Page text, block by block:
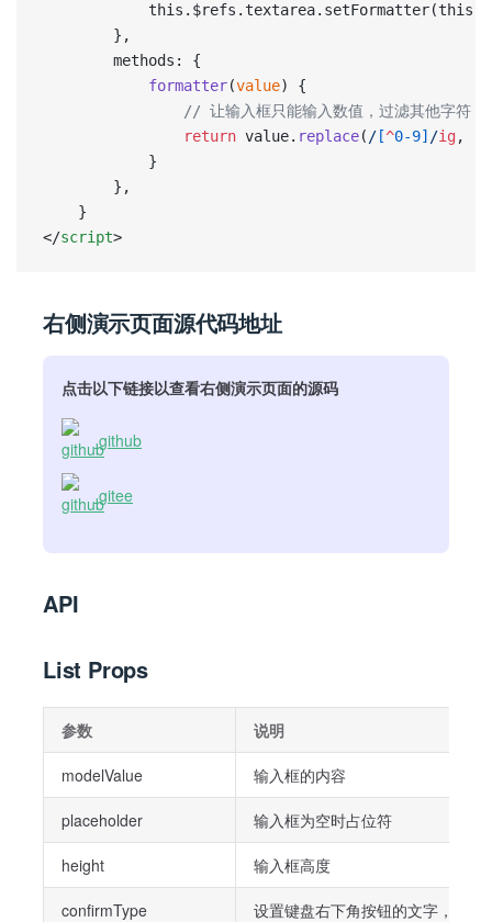
		},
        methods: {
            formatter
(value) {
				// 让输入框只能输入数值，过滤其他字符
            	return
value. replace( / [^0-9] /ig,
            }
        },
    }
</script>
右侧演示页面源代码地址
点击以下链接以查看右侧演示页面的源码
github
gitee
API
List Props
参数 说明
modelValue 输入框的内容
placeholder 输入框为空时占位符
height 输入框高度
confirmType 设置键盘右下角按钮的文字，仅